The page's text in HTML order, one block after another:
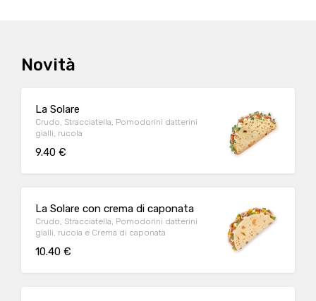
Novità
La Solare
Crudo, Stracciatella, Pomodorini datterini
gialli, rucola
9.40 €
La Solare con crema di caponata
Crudo, Stracciatella, Pomodorini datterini
gialli, rucola e Crema di caponata
10.40 €